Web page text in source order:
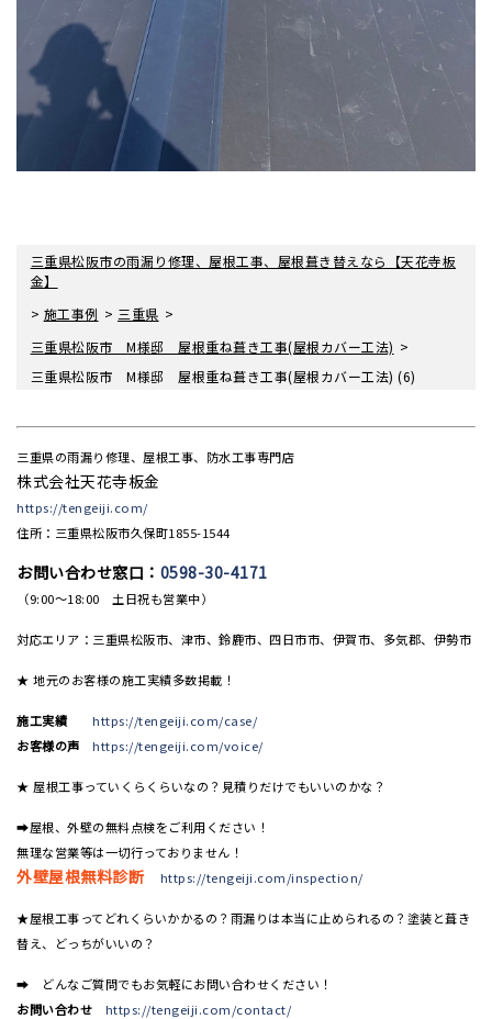
三重県松阪市の雨漏り修理、屋根工事、屋根葺き替えなら【天花寺板
金】
> 施工事例 >三重県 >
三重県松阪市 M様邸 屋根重ね葺き工事(屋根カバー工法) >
三重県松阪市 M様邸 屋根重ね葺き工事(屋根カバー工法) (6)
三重県の雨漏り修理、屋根工事、防水工事専門店
株式会社天花寺板金
https://tengeiji.com/
住所：三重県松阪市久保町1855-1544
お問い合わせ窓口： 0598-30-4171
（9:00〜18:00 土日祝も営業中）
対応エリア：三重県松阪市、津市、鈴鹿市、四日市市、伊賀市、多気郡、伊勢市
★ 地元のお客様の施工実績多数掲載！
施工実績
https://tengeiji.com/case/
お客様の声
https://tengeiji.com/voice/
★ 屋根工事っていくらくらいなの？見積りだけでもいいのかな？
➡屋根、外壁の無料点検をご利用ください！
無理な営業等は一切行っておりません！
外壁屋根無料診断 https://tengeiji.com/inspection/
★屋根工事ってどれくらいかかるの？雨漏りは本当に止められるの？塗装と葺き
替え、どっちがいいの？
➡ どんなご質問でもお気軽にお問い合わせください！
お問い合わせ
https://tengeiji.com/contact/